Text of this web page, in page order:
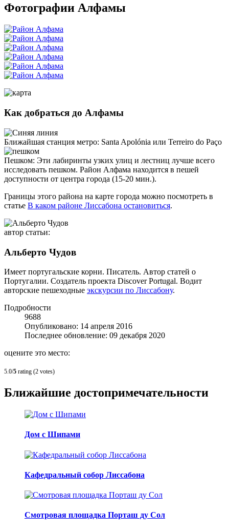
Фотографии Алфамы
Как добраться до Алфамы
Ближайшая станция метро: Santa Apolónia или Terreiro do Paço
Пешком: Эти лабиринты узких улиц и лестниц лучше всего
исследовать пешком. Район Алфама находится в пешей
доступности от центра города (15-20 мин.).
Границы этого района на карте города можно посмотреть в
статье В каком районе Лиссабона остановиться.
автор статьи:
Альберто Чудов
Имеет португальские корни. Писатель. Автор статей о
Португалии. Создатель проекта Discover Portugal. Водит
авторские пешеходные экскурсии по Лиссабону.
Подробности
9688
Опубликовано: 14 апреля 2016
Последнее обновление: 09 декабря 2020
оцените это место:
5.0/5 rating (2 votes)
Ближайшие достопримечательности
Дом с Шипами
Кафедральный собор Лиссабона
Смотровая площадка Порташ ду Сол